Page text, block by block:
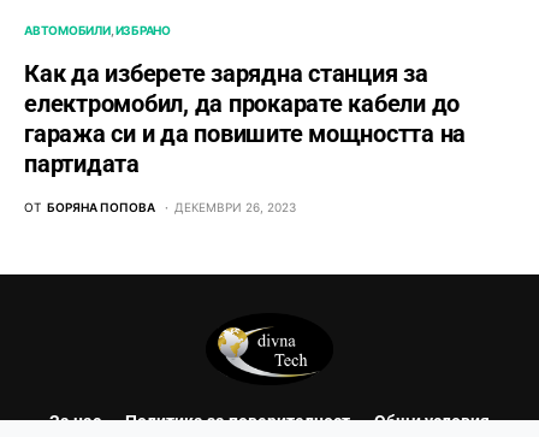
АВТОМОБИЛИ ИЗБРАНО
Как да изберете зарядна станция за
електромобил, да прокарате кабели до
гаража си и да повишите мощността на
партидата
ОТ БОРЯНА ПОПОВА ДЕКЕМВРИ 26, 2023
За нас Политика за поверителност Общи условия